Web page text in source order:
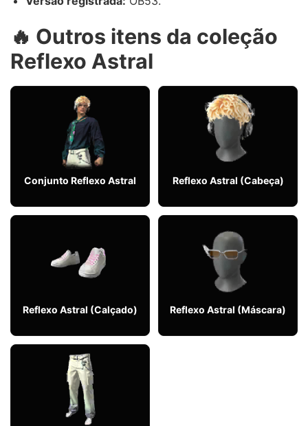
🔥 Outros itens da coleção
Reflexo Astral
Conjunto Reflexo Astral Reflexo Astral (Cabeça)
Reflexo Astral (Calçado) Reflexo Astral (Máscara)